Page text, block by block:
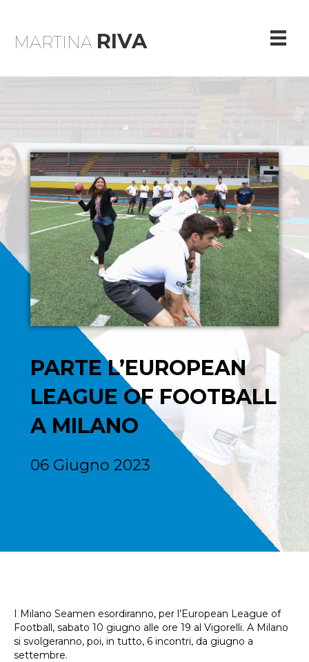
MARTINA RIVA
PARTE L’EUROPEAN
LEAGUE OF FOOTBALL
A MILANO
06 Giugno 2023
I Milano Seamen esordiranno, per l’European League of
Football, sabato 10 giugno alle ore 19 al Vigorelli. A Milano
si svolgeranno, poi, in tutto, 6 incontri, da giugno a
settembre.